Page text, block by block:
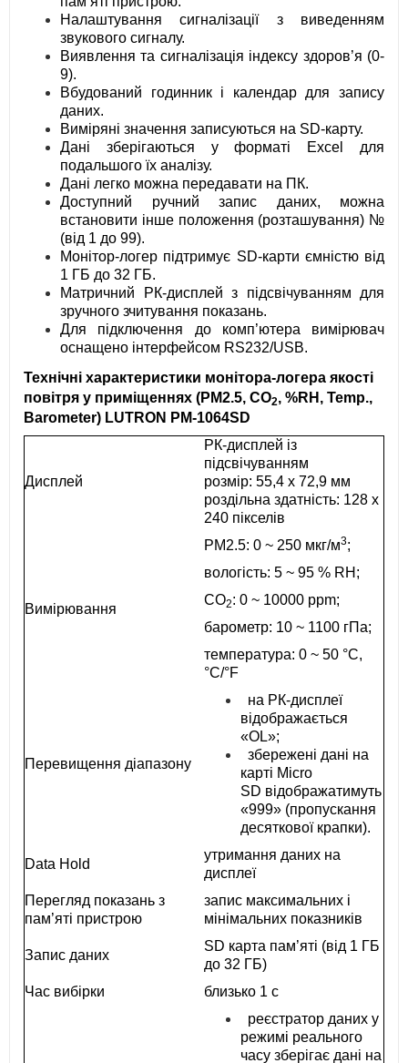
Налаштування сигналізації з виведенням
звукового сигналу.
Виявлення та сигналізація індексу здоров’я (0-
9).
Вбудований годинник і календар для запису
даних.
Виміряні значення записуються на SD-карту.
Дані зберігаються у форматі Excel для
подальшого їх аналізу.
Дані легко можна передавати на ПК.
Доступний ручний запис даних, можна
встановити інше положення (розташування) №
(від 1 до 99).
Монітор-логер підтримує SD-карти ємністю від
1 ГБ до 32 ГБ.
Матричний РК-дисплей з підсвічуванням для
зручного зчитування показань.
Для підключення до комп’ютера вимірювач
оснащено інтерфейсом RS232/USB.
Технічні характеристики монітора-логера якості
повітря у приміщеннях (PM2.5, CO2, %RH, Temp.,
Barometer) LUTRON PM-1064SD
Дисплей
РК-дисплей із
підсвічуванням
розмір: 55,4 х 72,9 мм
роздільна здатність: 128 х
240 пікселів
Вимірювання
PM2.5: 0 ~ 250 мкг/м3;
вологість: 5 ~ 95 % RH;
CO2: 0 ~ 10000 ppm;
барометр: 10 ~ 1100 гПа;
температура: 0 ~ 50 °C,
°C/°F
Перевищення діапазону
на РК-дисплеї
відображається
«OL»;
збережені дані на
карті Micro
SD відображатимуть
«999» (пропускання
десяткової крапки).
Data Hold
утримання даних на
дисплеї
Перегляд показань з
пам’яті пристрою
запис максимальних і
мінімальних показників
Запис даних
SD карта пам’яті (від 1 ГБ
до 32 ГБ)
Час вибірки
близько 1 с
реєстратор даних у
режимі реального
часу зберігає дані на